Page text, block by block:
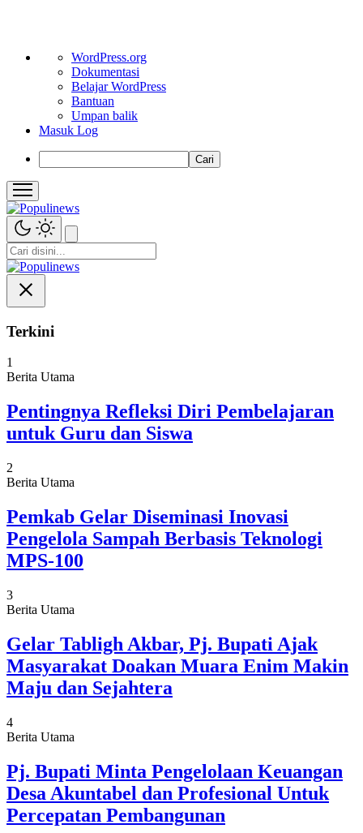
Tentang
WordPress
WordPress.org
Dokumentasi
Belajar WordPress
Bantuan
Umpan balik
Masuk Log
Cari
Terkini
1
Berita Utama
Pentingnya Refleksi Diri Pembelajaran
untuk Guru dan Siswa
2
Berita Utama
Pemkab Gelar Diseminasi Inovasi
Pengelola Sampah Berbasis Teknologi
MPS-100
3
Berita Utama
Gelar Tabligh Akbar, Pj. Bupati Ajak
Masyarakat Doakan Muara Enim Makin
Maju dan Sejahtera
4
Berita Utama
Pj. Bupati Minta Pengelolaan Keuangan
Desa Akuntabel dan Profesional Untuk
Percepatan Pembangunan